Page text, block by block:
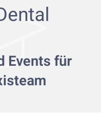
Events für